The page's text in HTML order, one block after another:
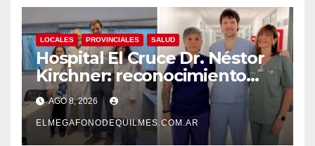
LOCALES PROVINCIALES SALUD
Hospital El Cruce Dr. Néstor
Kirchner: reconocimiento
internacional a la calidad de
su atención
AGO 8, 2026
ELMEGAFONODEQUILMES.COM.AR